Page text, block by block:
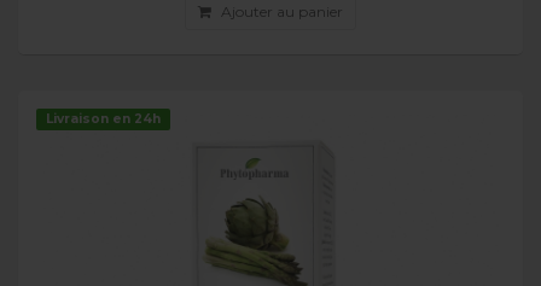
Ajouter au panier
Livraison en 24h